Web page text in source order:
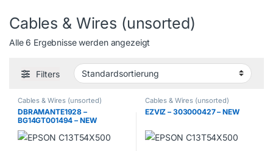
Cables & Wires (unsorted)
Alle 6 Ergebnisse werden angezeigt
Filters
Cables & Wires (unsorted)
DBRAMANTE1928 –
BG14GT001494 – NEW
Cables & Wires (unsorted)
EZVIZ – 303000427 – NEW